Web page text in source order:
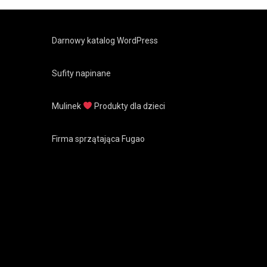
Darnowy katalog WordPress
Sufity napinane
Mulinek Produkty dla dzieci
Firma sprzątająca Fugao